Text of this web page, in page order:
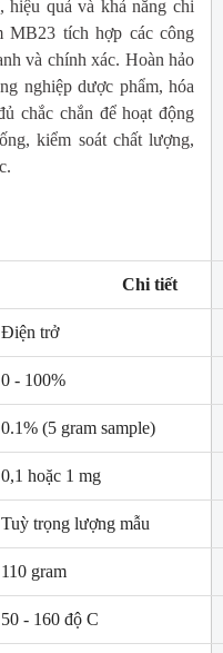
quả và khả năng chi
tích hợp các công
và chính xác. Hoàn hảo
nghiệp dược phẩm, hóa
chắc chắn để hoạt động
kiểm soát chất lượng,
Chi tiết
Điện trở
0 - 100%
0.1% (5 gram sample)
0,1 hoặc 1 mg
Tuỳ trọng lượng mẫu
110 gram
50 - 160 độ C